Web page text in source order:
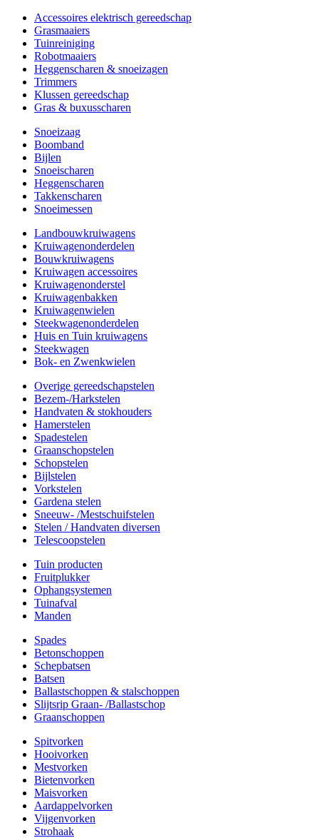
Accessoires elektrisch gereedschap
Grasmaaiers
Tuinreiniging
Robotmaaiers
Heggenscharen & snoeizagen
Trimmers
Klussen gereedschap
Gras & buxusscharen
Snoeizaag
Boomband
Bijlen
Snoeischaren
Heggenscharen
Takkenscharen
Snoeimessen
Landbouwkruiwagens
Kruiwagenonderdelen
Bouwkruiwagens
Kruiwagen accessoires
Kruiwagenonderstel
Kruiwagenbakken
Kruiwagenwielen
Steekwagenonderdelen
Huis en Tuin kruiwagens
Steekwagen
Bok- en Zwenkwielen
Overige gereedschapstelen
Bezem-/Harkstelen
Handvaten & stokhouders
Hamerstelen
Spadestelen
Graanschopstelen
Schopstelen
Bijlstelen
Vorkstelen
Gardena stelen
Sneeuw- /Mestschuifstelen
Stelen / Handvaten diversen
Telescoopstelen
Tuin producten
Fruitplukker
Ophangsystemen
Tuinafval
Manden
Spades
Betonschoppen
Schepbatsen
Batsen
Ballastschoppen & stalschoppen
Slijtsrip Graan- /Ballastschop
Graanschoppen
Spitvorken
Hooivorken
Mestvorken
Bietenvorken
Maisvorken
Aardappelvorken
Vijgenvorken
Strohaak